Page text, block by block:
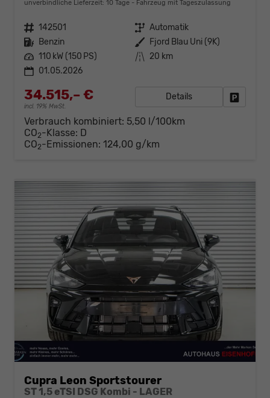
unverbindliche Lieferzeit: 10 Tage Fahrzeug mit Tageszulassung
Fahrzeugnr. 142501 Getriebe Automatik
Kraftstoff Benzin Außenfarbe Fjord Blau Uni (9K)
Leistung 110 kW (150 PS) Kilometerstand 20 km
01.05.2026
34.515,– €
incl. 19% MwSt.
Details
Verbrauch kombiniert: 5,50 l/100km
CO2-Klasse: D
CO2-Emissionen: 124,00 g/km
Cupra Leon Sportstourer
ST 1,5 eTSI DSG Kombi - LAGER